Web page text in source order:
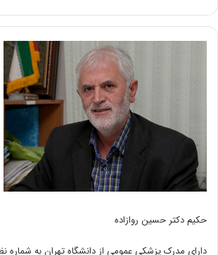
حکیم دکتر حسین روازاده
دارای مدرک پزشکی عمومی از دانشگاه تهران به شماره نظام